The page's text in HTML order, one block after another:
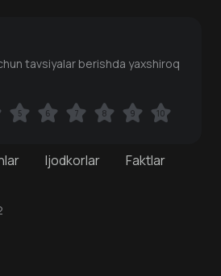
Ijodkorlar Faktlar
tavsiyalar berishda yaxshiroq
5 6 7 8 9 10
5 6 7 8 9 10